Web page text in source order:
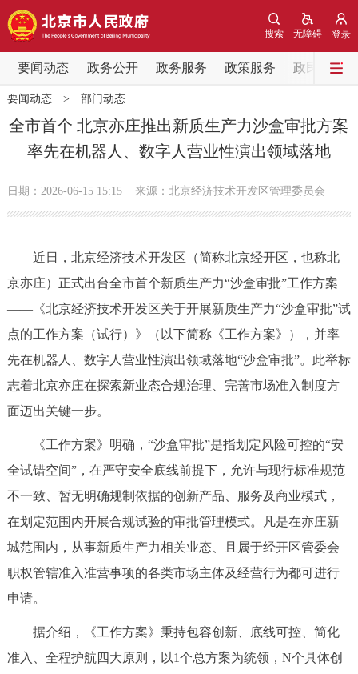
登录
无障碍
搜索
要闻动态 政务公开 政务服务 政策服务 政民互动
要闻动态
党中央精神
北京要闻 会议信息 部门动态
市领导 机构职能 政策服务
政策兑现 政策解读 回应关切
决策公开 专题公开
政务服务
中介服务 阳光政务
政民互动
12345网上接诉即办 我要咨询 我要建议
要闻动态> 部门动态
全市首个 北京亦庄推出新质生产力沙盒审批方案
率先在机器人、数字人营业性演出领域落地
日期：2026-06-15 15:15 来源：北京经济技术开发区管理委员会
近日，北京经济技术开发区（简称北京经开区，也称北
京亦庄）正式出台全市首个新质生产力“沙盒审批”工作方案
——《北京经济技术开发区关于开展新质生产力“沙盒审批”试
点的工作方案（试行）》（以下简称《工作方案》），并率
先在机器人、数字人营业性演出领域落地“沙盒审批”。此举标
志着北京亦庄在探索新业态合规治理、完善市场准入制度方
面迈出关键一步。
《工作方案》明确，“沙盒审批”是指划定风险可控的“安
全试错空间”，在严守安全底线前提下，允许与现行标准规范
不一致、暂无明确规制依据的创新产品、服务及商业模式，
在划定范围内开展合规试验的审批管理模式。凡是在亦庄新
城范围内，从事新质生产力相关业态、且属于经开区管委会
职权管辖准入准营事项的各类市场主体及经营行为都可进行
申请。
据介绍，《工作方案》秉持包容创新、底线可控、简化
准入、全程护航四大原则，以1个总方案为统领，N个具体创